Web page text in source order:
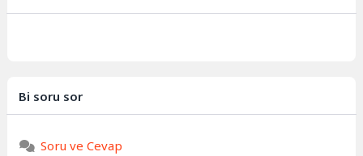
Bi soru sor
Soru ve Cevap